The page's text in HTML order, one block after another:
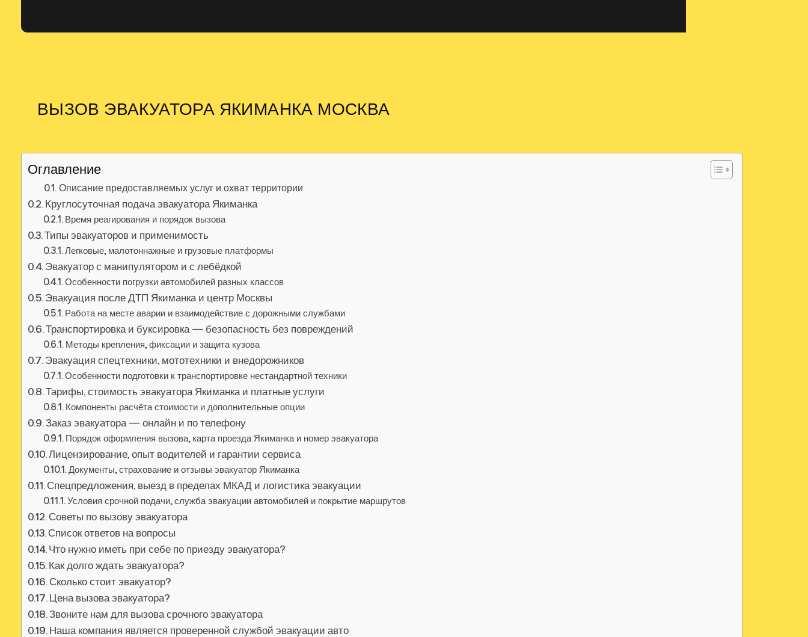
ВЫЗОВ ЭВАКУАТОРА ЯКИМАНКА МОСКВА
Оглавление
Описание предоставляемых услуг и охват территории
Круглосуточная подача эвакуатора Якиманка
Время реагирования и порядок вызова
Типы эвакуаторов и применимость
Легковые, малотоннажные и грузовые платформы
Эвакуатор с манипулятором и с лебёдкой
Особенности погрузки автомобилей разных классов
Эвакуация после ДТП Якиманка и центр Москвы
Работа на месте аварии и взаимодействие с дорожными службами
Транспортировка и буксировка — безопасность без повреждений
Методы крепления, фиксации и защита кузова
Эвакуация спецтехники, мототехники и внедорожников
Особенности подготовки к транспортировке нестандартной техники
Тарифы, стоимость эвакуатора Якиманка и платные услуги
Компоненты расчёта стоимости и дополнительные опции
Заказ эвакуатора — онлайн и по телефону
Порядок оформления вызова, карта проезда Якиманка и номер эвакуатора
Лицензирование, опыт водителей и гарантии сервиса
Документы, страхование и отзывы эвакуатор Якиманка
Спецпредложения, выезд в пределах МКАД и логистика эвакуации
Условия срочной подачи, служба эвакуации автомобилей и покрытие маршрутов
Советы по вызову эвакуатора
Список ответов на вопросы
Что нужно иметь при себе по приезду эвакуатора?
Как долго ждать эвакуатора?
Сколько стоит эвакуатор?
Цена вызова эвакуатора?
Звоните нам для вызова срочного эвакуатора
Наша компания является проверенной службой эвакуации авто